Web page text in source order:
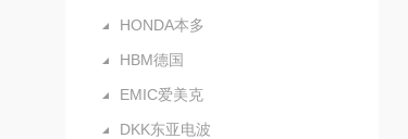
HONDA本多
HBM德国
EMIC爱美克
DKK东亚电波